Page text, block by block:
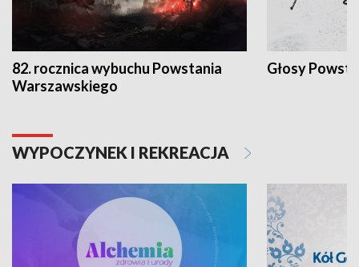
82. rocznica wybuchu Powstania
Warszawskiego
Głosy
WYPOCZYNEK I REKREACJA